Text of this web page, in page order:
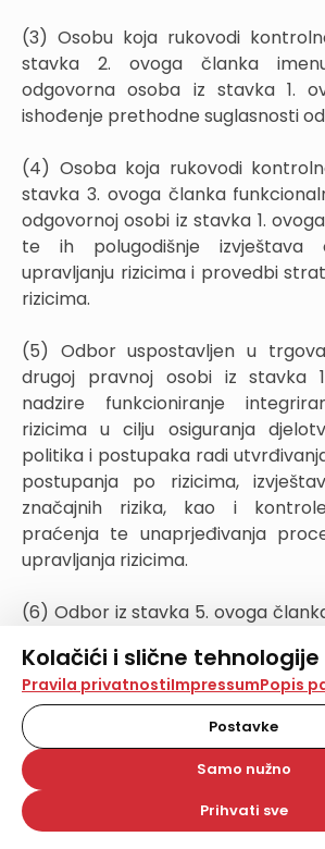
Kolačići i slične tehnologije
Na našoj web stranici koristimo
tehnologije za pohranu, čitanje i
vašem uređaju. Time poboljšavamo
analiziramo promet na stranici te
oglase koji vas zanimaju. Korisnički
na više web stranica i uređaja u tu
također koriste ove tehnologije.
Odabirom opcije „Samo nužno“
Pravila privatnostiImpressumPopis
Postavke
Samo nužno
Prihvati sve
(3) Osobu koja rukovodi
stavka 2. ovoga članka
odgovorna osoba iz stavka 1.
ishođenje prethodne suglasnosti
(4) Osoba koja rukovodi
stavka 3. ovoga članka
odgovornoj osobi iz stavka 1.
te ih polugodišnje izvještava
upravljanju rizicima i provedbi
rizicima.
(5) Odbor uspostavljen u
drugoj pravnoj osobi iz stavka
nadzire funkcioniranje
rizicima u cilju osiguranja
politika i postupaka radi
postupanja po rizicima,
značajnih rizika, kao i
praćenja te unaprjeđivanja
upravljanja rizicima.
(6) Odbor iz stavka 5. ovoga
strategija, kao i
integriranog upravljanja rizicima
za unaprjeđenje integriranog
odgovornoj osobi trgovačkog
pravne osobe iz stavka 1. ovoga
(7) Unutarnja revizija